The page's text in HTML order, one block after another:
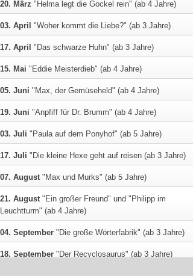
20. März "Helma legt die Gockel rein" (ab 4 Jahre)
03. April "Woher kommt die Liebe?" (ab 3 Jahre)
17. April "Das schwarze Huhn" (ab 3 Jahre)
15. Mai "Eddie Meisterdieb" (ab 4 Jahre)
05. Juni "Max, der Gemüseheld" (ab 4 Jahre)
19. Juni "Anpfiff für Dr. Brumm" (ab 4 Jahre)
03. Juli "Paula auf dem Ponyhof" (ab 5 Jahre)
17. Juli "Die kleine Hexe geht auf reisen (ab 3 Jahre)
07. August"Max und Murks" (ab 5 Jahre)
21. August"Ein großer Freund" und "Philipp im
Leuchtturm" (ab 4 Jahre)
04. September "Die große Wörterfabrik" (ab 3 Jahre)
18. September "Der Recyclosaurus" (ab 3 Jahre)